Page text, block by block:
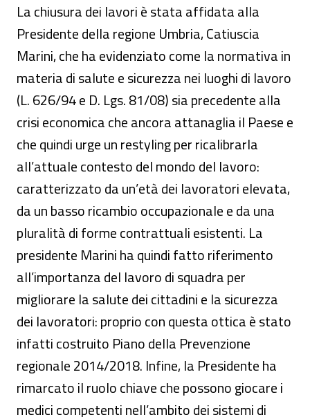
La chiusura dei lavori è stata affidata alla
Presidente della regione Umbria, Catiuscia
Marini, che ha evidenziato come la normativa in
materia di salute e sicurezza nei luoghi di lavoro
(L. 626/94 e D. Lgs. 81/08) sia precedente alla
crisi economica che ancora attanaglia il Paese e
che quindi urge un restyling per ricalibrarla
all’attuale contesto del mondo del lavoro:
caratterizzato da un’età dei lavoratori elevata,
da un basso ricambio occupazionale e da una
pluralità di forme contrattuali esistenti. La
presidente Marini ha quindi fatto riferimento
all’importanza del lavoro di squadra per
migliorare la salute dei cittadini e la sicurezza
dei lavoratori: proprio con questa ottica è stato
infatti costruito Piano della Prevenzione
regionale 2014/2018. Infine, la Presidente ha
rimarcato il ruolo chiave che possono giocare i
medici competenti nell’ambito dei sistemi di